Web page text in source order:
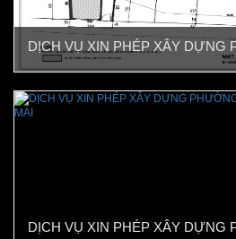
DỊCH VỤ XIN PHÉP XÂY DỰNG
QUẬN HOÀNG MAI
DỊCH VỤ XIN PHÉP XÂY DỰNG